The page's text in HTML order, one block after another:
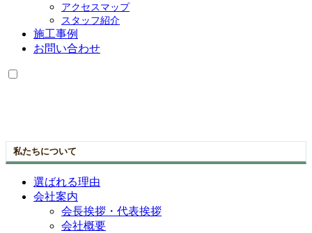
アクセスマップ
スタッフ紹介
施工事例
お問い合わせ
私たちについて
選ばれる理由
会社案内
会長挨拶・代表挨拶
会社概要